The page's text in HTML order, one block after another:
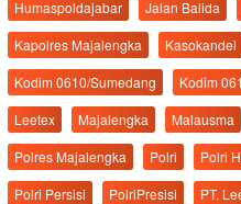
Humaspoldajabar
Jalan Balida
Kapolres Majalengka
Kasokandel
Kodim 0610/Sumedang
Kodim
Leetex
Majalengka Malausma
Polres Majalengka
Polri Polri
Polri Persisi
PolriPresisi PT.